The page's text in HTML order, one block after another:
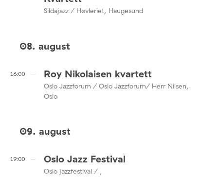
Sildajazz / Høvleriet, Haugesund
08. august
16:00 Roy Nikolaisen kvartett
Oslo Jazzforum / Oslo Jazzforum/ Herr Nilsen,
Oslo
09. august
19:00 Oslo Jazz Festival
Oslo jazzfestival / ,